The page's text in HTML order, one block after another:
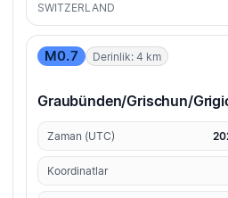
SWITZERLAND
M0.7 Derinlik: 4 km
Graubünden/Grischun/
Zaman (UTC)
Koordinatlar